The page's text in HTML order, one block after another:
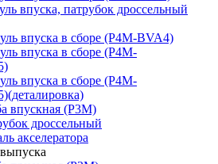
впуска, патрубок дроссельный
впуска в сборе (P4M-BVA4)
впуска в сборе (P4M-
впуска в сборе (P4M-
впускная (P3M)
дроссельный
акселератора